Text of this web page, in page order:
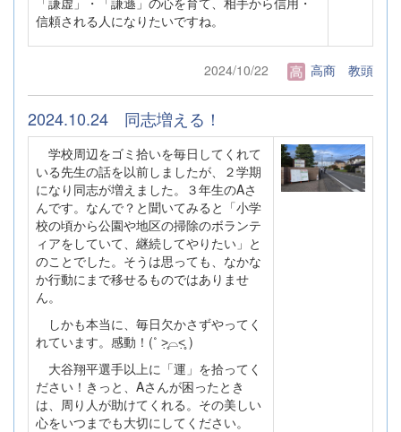
信頼される人になりたいですね。
2024/10/22 高商 教頭
2024.10.24 同志増える！
学校周辺をゴミ拾いを毎日してくれて
いる先生の話を以前しましたが、２学期
になり同志が増えました。３年生のAさ
んです。なんで？と聞いてみると「小学
校の頃から公園や地区の掃除のボランテ
ィアをしていて、継続してやりたい」と
のことでした。そうは思っても、なかな
か行動にまで移せるものではありませ
ん。
しかも本当に、毎日欠かさずやってく
れています。感動！(˚ ˃̣̣̥⌓˂̣̣̥ )
大谷翔平選手以上に「運」を拾ってく
ださい！きっと、Aさんが困ったとき
は、周り人が助けてくれる。その美しい
心をいつまでも大切にしてください。